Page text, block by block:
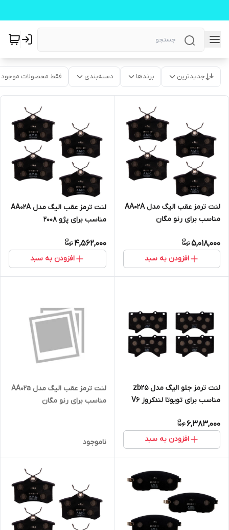
جدیدترین برندها دسته‌بندی فقط محصولات موجود
لنت ترمز عقب الیگ مدل AA02A
مناسب برای رنو مگان
5,018,000
افزودن به سبد
لنت ترمز عقب الیگ مدل AA02A
مناسب برای پژو 2008
4,562,000
افزودن به سبد
لنت ترمز جلو الیگ مدل zb25
مناسب برای تویوتا لندکروز V6
6,383,000
افزودن به سبد
لنت ترمز عقب الیگ مدل AA02a
مناسب برای رنو مگان
ناموجود